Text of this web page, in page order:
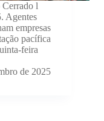
Cerrado l
Agentes
empresas
pacífica
feira
de 2025